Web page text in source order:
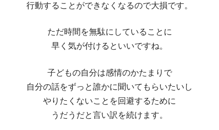
行動することができなくなるので大損です。
ただ時間を無駄にしていることに
早く気が付けるといいですね。
子どもの自分は感情のかたまりで
自分の話をずっと誰かに聞いてもらいたいし
やりたくないことを回避するために
うだうだと言い訳を続けます。